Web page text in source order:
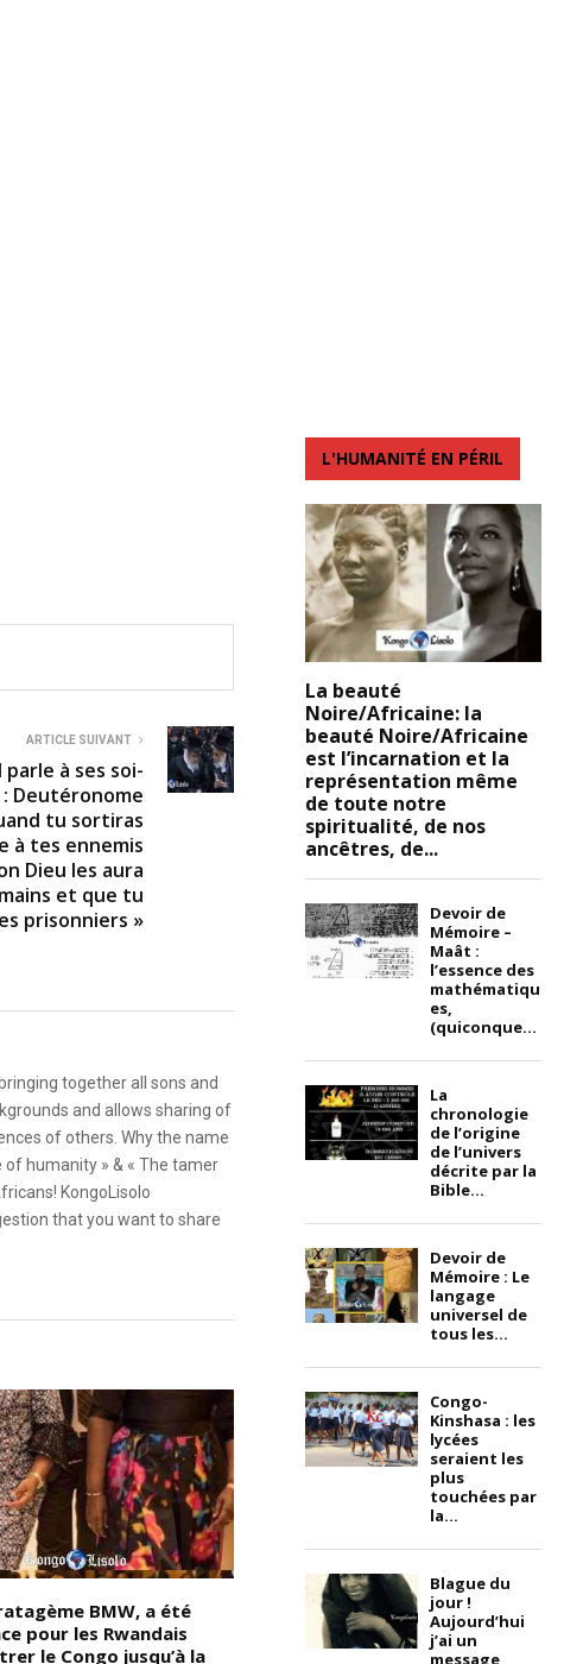
ARTICLE SUIVANT
parle à ses soi-
Deutéronome
tu sortiras
à tes ennemis
Dieu les aura
et que tu
prisonniers »
together all sons and
and allows sharing of
of others. Why the name
of humanity » & « The tamer
KongoLisolo
that you want to share
BMW, a été
pour les Rwandais
le Congo jusqu’à la
Devoir de Mémoire – On ne
grandit pas quand les choses
sont faciles, on grandit quand
L'HUMANITÉ EN PÉRIL
La beauté
Noire/Africaine: la
beauté Noire/Africaine
est l’incarnation et la
représentation même
de toute notre
spiritualité, de nos
ancêtres, de...
Devoir de
Mémoire –
Maât :
l’essence des
mathématiqu
es,
(quiconque...
La
chronologie
de l’origine
de l’univers
décrite par la
Bible...
Devoir de
Mémoire : Le
langage
universel de
tous les...
Congo-
Kinshasa : les
lycées
seraient les
plus
touchées par
la...
Blague du
jour !
Aujourd’hui
j’ai un
message